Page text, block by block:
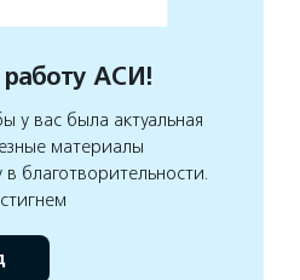
АСИ!
у вас была актуальная
материалы
благотворительности.